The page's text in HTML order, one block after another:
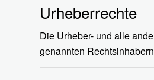
Urheberrechte
Die Urheber- und alle
genannten